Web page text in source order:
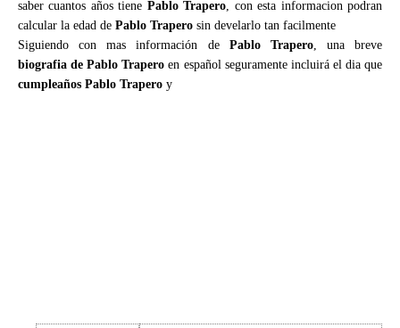
saber cuantos años tiene Pablo Trapero, con esta informacion podran
calcular la edad de Pablo Trapero sin develarlo tan facilmente
Siguiendo con mas información de Pablo Trapero, una breve
biografia de Pablo Trapero en español seguramente incluirá el dia que
cumpleaños Pablo Trapero y